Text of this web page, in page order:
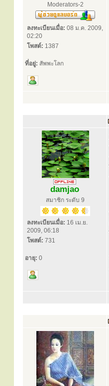
Moderators-2
ลงทะเบียนเมื่อ: 08 ม.ค. 2009,
02:20
โพสต์: 1387
ที่อยู่: สัพพะโลก
damjao
สมาชิก ระดับ 9
ลงทะเบียนเมื่อ: 16 เม.ย.
2009, 06:18
โพสต์: 731
อายุ: 0